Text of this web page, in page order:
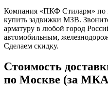
Компания «ПКФ Стиларм» по
купить задвижки МЗВ.
арматуру в любой город
автомобильным,
Сделаем скидку.
Стоимость
по Москве (за